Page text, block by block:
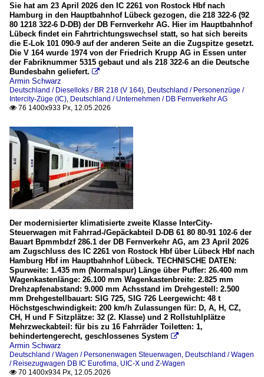
Sie hat am 23 April 2026 den IC 2261 von Rostock Hbf nach
Hamburg in den Hauptbahnhof Lübeck gezogen, die 218 322-6 (92
80 1218 322-6 D-DB) der DB Fernverkehr AG. Hier im Hauptbahnhof
Lübeck findet ein Fahrtrichtungswechsel statt, so hat sich bereits
die E-Lok 101 090-9 auf der anderen Seite an die Zugspitze gesetzt.
Die V 164 wurde 1974 von der Friedrich Krupp AG in Essen unter
der Fabriknummer 5315 gebaut und als 218 322-6 an die Deutsche
Bundesbahn geliefert. 
Armin Schwarz
Deutschland / Dieselloks / BR 218 (V 164) Deutschland / Personenzüge /
Intercity-Züge (IC) Deutschland / Unternehmen / DB Fernverkehr AG
 76 1400x933 Px, 12.05.2026
Der modernisierter klimatisierte zweite Klasse InterCity-
Steuerwagen mit Fahrrad-/Gepäckabteil D-DB 61 80 80-91 102-6 der
Bauart Bpmmbdzf 286.1 der DB Fernverkehr AG, am 23 April 2026
am Zugschluss des IC 2261 von Rostock Hbf über Lübeck Hbf nach
Hamburg Hbf im Hauptbahnhof Lübeck. TECHNISCHE DATEN:
Spurweite: 1.435 mm (Normalspur) Länge über Puffer: 26.400 mm
Wagenkastenlänge: 26.100 mm Wagenkastenbreite: 2.825 mm
Drehzapfenabstand: 9.000 mm Achsstand im Drehgestell: 2.500
mm Drehgestellbauart: SIG 725, SIG 726 Leergewicht: 48 t
Höchstgeschwindigkeit: 200 km/h Zulassungen für: D, A, H, CZ,
CH, H und F Sitzplätze: 32 (2. Klasse) und 2 Rollstuhlplätze
Mehrzweckabteil: für bis zu 16 Fahrräder Toiletten: 1,
behindertengerecht, geschlossenes System 
Armin Schwarz
Deutschland / Wagen / Personenwagen Steuerwagen Deutschland / Wagen
/ Reisezugwagen DB IC Eurofima, UIC-X und Z-Wagen
 70 1400x934 Px, 12.05.2026